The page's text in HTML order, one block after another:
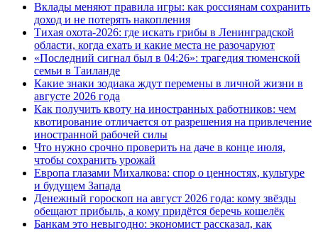
Вклады меняют правила игры: как россиянам сохранить
доход и не потерять накопления
Тихая охота-2026: где искать грибы в Ленинградской
области, когда ехать и какие места не разочаруют
«Последний сигнал был в 04:26»: трагедия тюменской
семьи в Таиланде
Какие знаки зодиака ждут перемены в личной жизни в
августе 2026 года
Как получить квоту на иностранных работников: чем
квотирование отличается от разрешения на привлечение
иностранной рабочей силы
Что нужно срочно проверить на даче в конце июля,
чтобы сохранить урожай
Европа глазами Михалкова: спор о ценностях, культуре
и будущем Запада
Денежный гороскоп на август 2026 года: кому звёзды
обещают прибыль, а кому придётся беречь кошелёк
Банкам это невыгодно: экономист рассказал, как